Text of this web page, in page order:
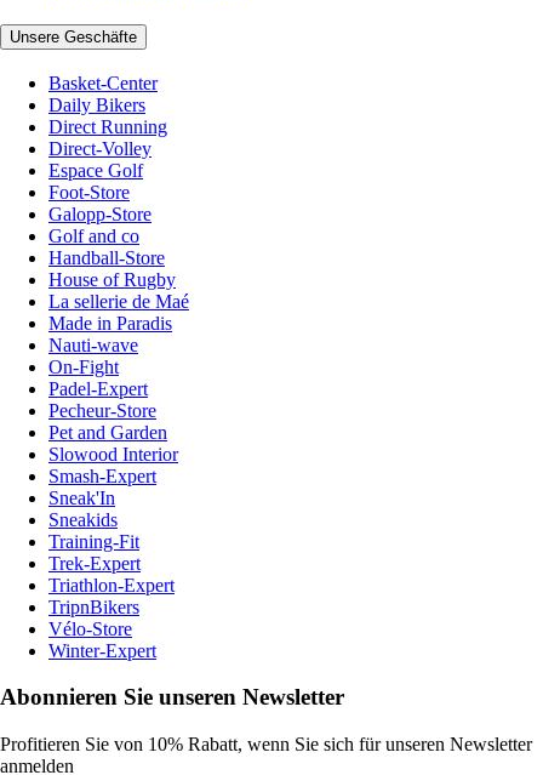
Unsere Geschäfte
Basket-Center
Daily Bikers
Direct Running
Direct-Volley
Espace Golf
Foot-Store
Galopp-Store
Golf and co
Handball-Store
House of Rugby
La sellerie de Maé
Made in Paradis
Nauti-wave
On-Fight
Padel-Expert
Pecheur-Store
Pet and Garden
Slowood Interior
Smash-Expert
Sneak'In
Sneakids
Training-Fit
Trek-Expert
Triathlon-Expert
TripnBikers
Vélo-Store
Winter-Expert
Abonnieren Sie unseren Newsletter
Profitieren Sie von 10% Rabatt, wenn Sie sich für unseren Newsletter
anmelden